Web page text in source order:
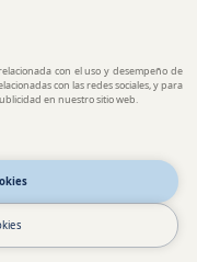
con el uso y desempeño de
con las redes sociales, y para
en nuestro sitio web.